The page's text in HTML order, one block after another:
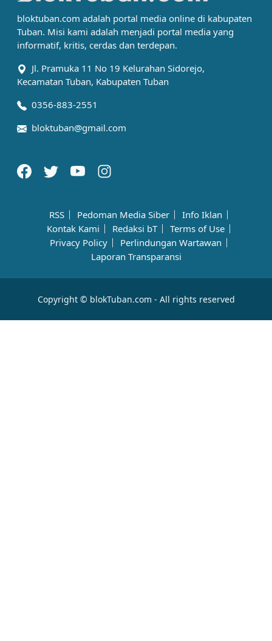
bloktuban.com adalah portal media online di kabupaten
Tuban. Misi kami adalah menjadi portal media yang
informatif, kritis, cerdas dan terdepan.
Jl. Pramuka 11 No 19 Kelurahan Sidorejo,
Kecamatan Tuban, Kabupaten Tuban
0356-883-2551
bloktuban@gmail.com
RSS Pedoman Media Siber
Info Iklan
Kontak Kami
Redaksi bT
Terms of Use
Privacy Policy
Perlindungan Wartawan
Laporan Transparansi
Copyright © blokTuban.com - All rights reserved